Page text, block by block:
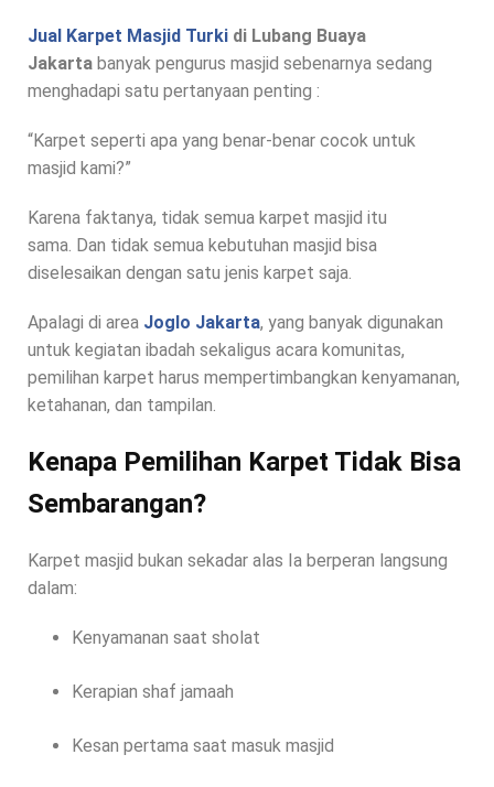
Jual Karpet Masjid Turki di Lubang Buaya
Jakarta banyak pengurus masjid sebenarnya sedang
menghadapi satu pertanyaan penting :
“Karpet seperti apa yang benar-benar cocok untuk
masjid kami?”
Karena faktanya, tidak semua karpet masjid itu
sama. Dan tidak semua kebutuhan masjid bisa
diselesaikan dengan satu jenis karpet saja.
Apalagi di area Joglo Jakarta, yang banyak digunakan
untuk kegiatan ibadah sekaligus acara komunitas,
pemilihan karpet harus mempertimbangkan kenyamanan,
ketahanan, dan tampilan.
Kenapa Pemilihan Karpet Tidak Bisa
Sembarangan?
Karpet masjid bukan sekadar alas Ia berperan langsung
dalam:
Kenyamanan saat sholat
Kerapian shaf jamaah
Kesan pertama saat masuk masjid